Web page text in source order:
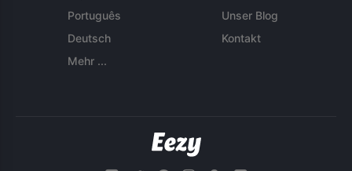
Português
Deutsch
Mehr ...
Unser Blog
Kontakt